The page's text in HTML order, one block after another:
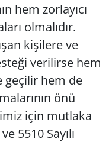
hem zorlayıcı
olmalıdır.
kişilere ve
verilirse hem
geçilir hem de
önü
için mutlaka
5510 Sayılı